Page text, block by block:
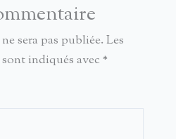
sera pas publiée. Les
indiqués avec *